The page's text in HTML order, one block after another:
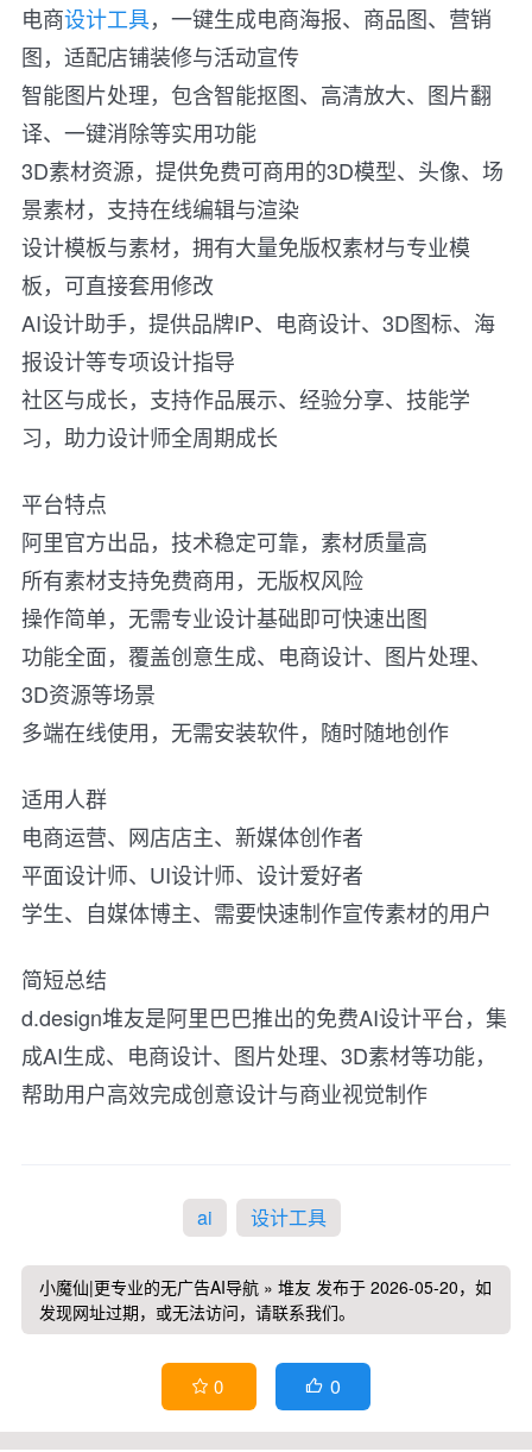
电商设计工具，一键生成电商海报、商品图、营销
图，适配店铺装修与活动宣传
智能图片处理，包含智能抠图、高清放大、图片翻
译、一键消除等实用功能
3D素材资源，提供免费可商用的3D模型、头像、场
景素材，支持在线编辑与渲染
设计模板与素材，拥有大量免版权素材与专业模
板，可直接套用修改
AI设计助手，提供品牌IP、电商设计、3D图标、海
报设计等专项设计指导
社区与成长，支持作品展示、经验分享、技能学
习，助力设计师全周期成长
平台特点
阿里官方出品，技术稳定可靠，素材质量高
所有素材支持免费商用，无版权风险
操作简单，无需专业设计基础即可快速出图
功能全面，覆盖创意生成、电商设计、图片处理、
3D资源等场景
多端在线使用，无需安装软件，随时随地创作
适用人群
电商运营、网店店主、新媒体创作者
平面设计师、UI设计师、设计爱好者
学生、自媒体博主、需要快速制作宣传素材的用户
简短总结
d.design堆友是阿里巴巴推出的免费AI设计平台，集
成AI生成、电商设计、图片处理、3D素材等功能，
帮助用户高效完成创意设计与商业视觉制作
ai 设计工具
小魔仙|更专业的无广告AI导航 » 堆友 发布于 2026-05-20，如
发现网址过期，或无法访问，请联系我们。
 0  0